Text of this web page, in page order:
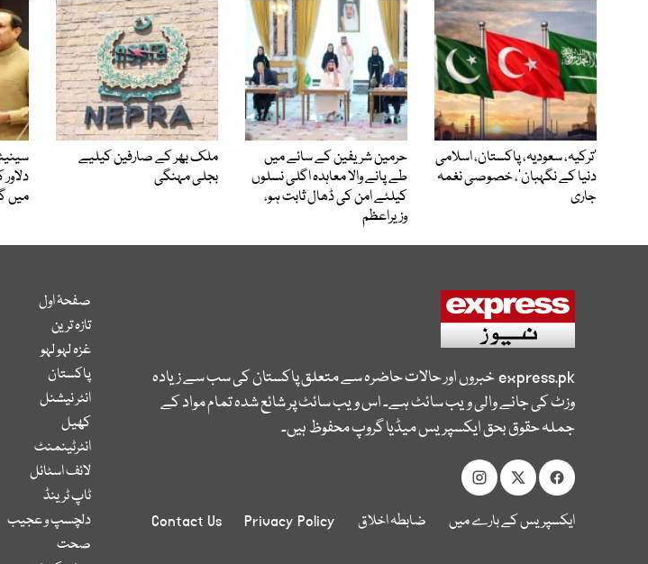
‘ترکیہ، سعودیہ، پاکستان، اسلامی
دنیا کے نگہبان’، خصوصی نغمہ
جاری
حرمین شریفین کے سائے میں
طے پانے والا معاہدہ اگلی نسلوں
کیلئے امن کی ڈھال ثابت ہو،
وزیراعظم
ملک بھر کے صارفین کیلیے
بجلی مہنگی
میں
express.pkخبروں اور حالات حاضرہ سے متعلق پاکستان کی سب سے زیادہ
وزٹ کی جانے والی ویب سائٹ ہے۔ اس ویب سائٹ پر شائع شدہ تمام مواد کے
جملہ حقوق بحق ایکسپریس میڈیا گروپ محفوظ ہیں۔
ایکسپریس کے بارے میں ضابطہ اخلاق Privacy Policy
Contact Us
صفحۂ اول
تازہ ترین
غزہ لہو لہو
پاکستان
انٹر نیشنل
کھیل
انٹرٹینمنٹ
لائف اسٹائل
ٹاپ ٹرینڈ
دلچسپ و عجیب
صحت